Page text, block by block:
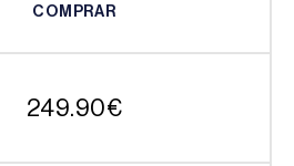
COMPRAR
249.90€